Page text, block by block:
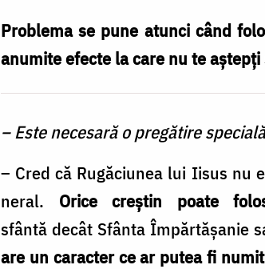
Problema se pune atunci când
anumite efecte la care nu te
– Este necesară o pregătire
– Cred că Rugăciunea lui Iisus nu
neral. Orice creştin poate
sfântă decât Sfânta Împărtăşanie
are un caracter ce ar putea fi